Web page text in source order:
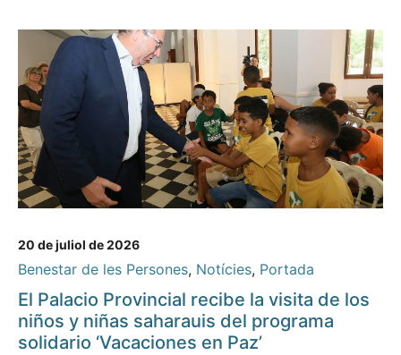
20 de juliol de 2026
Benestar de les Persones, Notícies, Portada
El Palacio Provincial recibe la visita de los
niños y niñas saharauis del programa
solidario ‘Vacaciones en Paz’